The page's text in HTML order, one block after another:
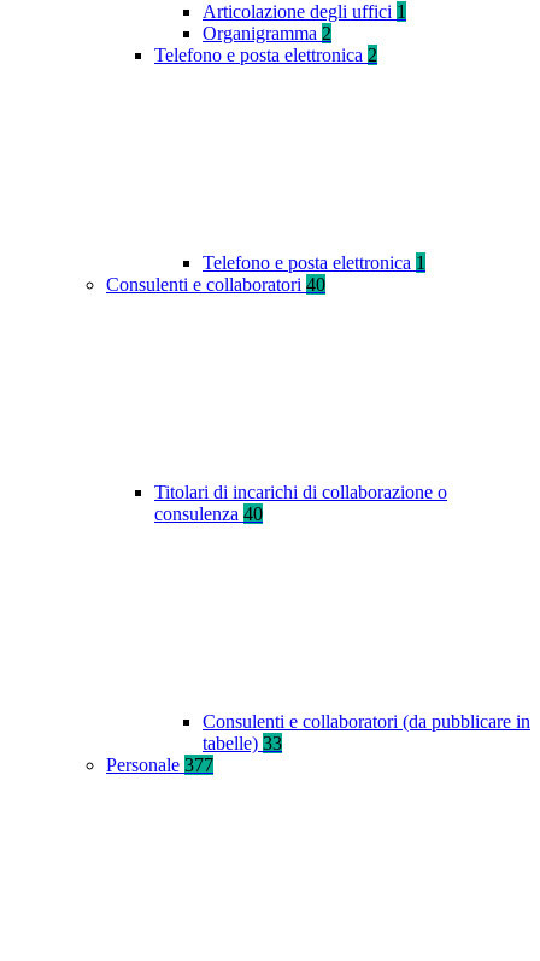
Articolazione degli uffici 1
Organigramma 2
Telefono e posta elettronica 2
Telefono e posta elettronica 1
Consulenti e collaboratori 40
Titolari di incarichi di collaborazione o
consulenza 40
Consulenti e collaboratori (da pubblicare in
tabelle) 33
Personale 377